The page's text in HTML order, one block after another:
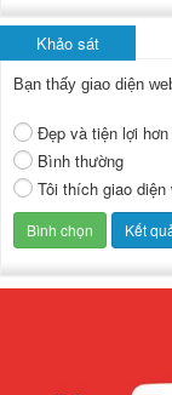
Khảo sát
Bạn thấy giao diện
Đẹp và tiện lợi
Bình thường
Tôi thích giao diện